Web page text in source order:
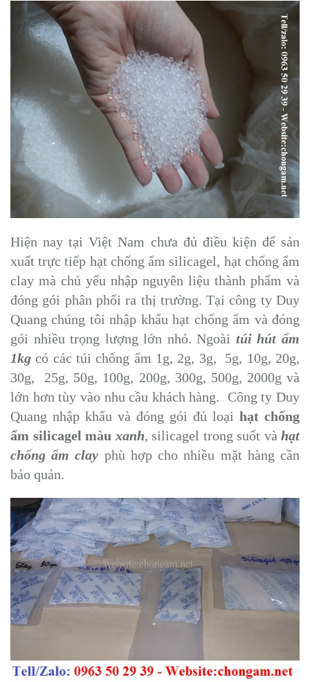
Hiện nay tại Việt Nam chưa đủ điều kiện để sản
xuất trực tiếp hạt chống ẩm silicagel, hạt chống ẩm
clay mà chủ yếu nhập nguyên liệu thành phẩm và
đóng gói phân phối ra thị trường. Tại công ty Duy
Quang chúng tôi nhập khẩu hạt chống ẩm và đóng
gói nhiều trọng lượng lớn nhỏ. Ngoài túi hút ẩm
1kg có các túi chống ẩm 1g, 2g, 3g, 5g, 10g, 20g,
30g, 25g, 50g, 100g, 200g, 300g, 500g, 2000g và
lớn hơn tùy vào nhu cầu khách hàng. Công ty Duy
Quang nhập khẩu và đóng gói đủ loại hạt chống
ẩm silicagel màu xanh, silicagel trong suốt và hạt
chống ẩm clay phù hợp cho nhiều mặt hàng cần
bảo quản.